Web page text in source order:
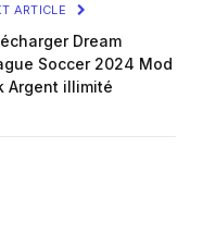
ARTICLE
Dream
Soccer 2024 Mod
Argent illimité